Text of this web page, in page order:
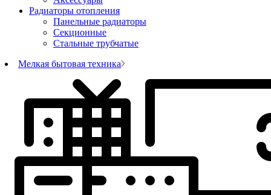
Радиаторы отопления
Панельные радиаторы
Секционные
Стальные трубчатые
Мелкая бытовая техника